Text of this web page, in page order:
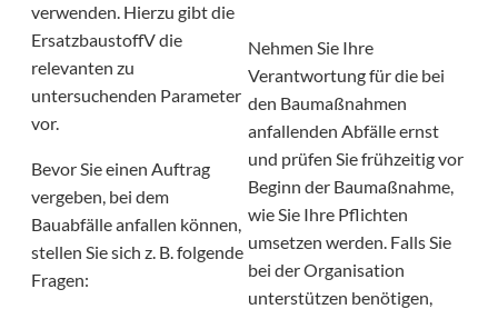
verwenden. Hierzu gibt die
ErsatzbaustoffV die
relevanten zu
untersuchenden Parameter
vor.
Bevor Sie einen Auftrag
vergeben, bei dem
Bauabfälle anfallen können,
stellen Sie sich z. B. folgende
Fragen:
Nehmen Sie Ihre
Verantwortung für die bei
den Baumaßnahmen
anfallenden Abfälle ernst
und prüfen Sie frühzeitig vor
Beginn der Baumaßnahme,
wie Sie Ihre Pflichten
umsetzen werden. Falls Sie
bei der Organisation
unterstützen benötigen,